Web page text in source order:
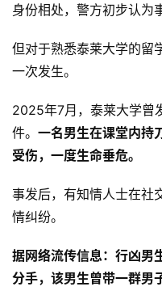
身份相处，警方初步认为
但对于熟悉泰莱大学的留
一次发生。
2025年7月，泰莱大学曾
件。 一名男生在课堂内持
受伤，一度生命垂危。
事发后，有知情人士在社
情纠纷。
据网络流传信息：行凶男
分手，该男生曾带一群男